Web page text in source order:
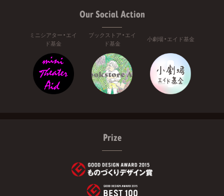
Our Social Action
ミニシアター・エイ
ド基金
ブックストア・エイ
ド基金
小劇場・エイド基金
Prize